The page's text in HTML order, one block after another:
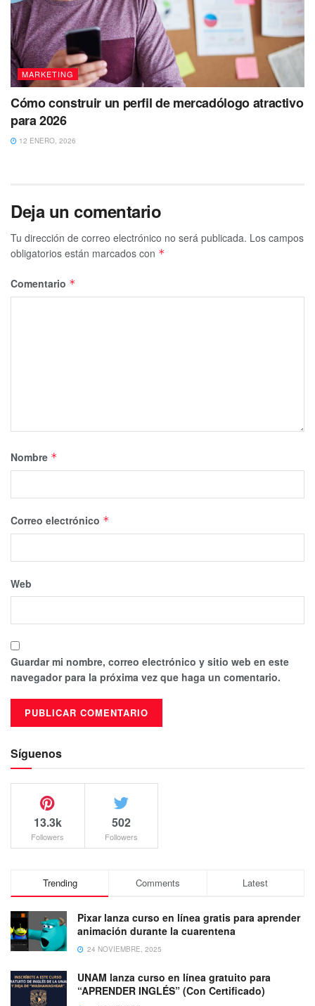
MARKETING
Cómo construir un perfil de mercadólogo atractivo
para 2026
12 ENERO, 2026
Deja un comentario
Tu dirección de correo electrónico no será publicada. Los campos
obligatorios están marcados con *
Comentario *
Nombre *
Correo electrónico *
Web
Guardar mi nombre, correo electrónico y sitio web en este
navegador para la próxima vez que haga un comentario.
Síguenos
13.3k
Followers
502
Followers
Trending Comments Latest
Pixar lanza curso en línea gratis para aprender
animación durante la cuarentena
24 NOVIEMBRE, 2025
UNAM lanza curso en línea gratuito para
“APRENDER INGLÉS” (Con Certificado)